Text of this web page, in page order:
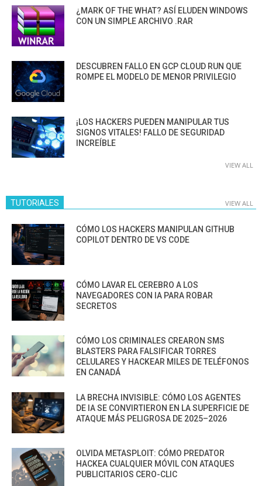
¿MARK OF THE WHAT? ASÍ ELUDEN WINDOWS
CON UN SIMPLE ARCHIVO .RAR
DESCUBREN FALLO EN GCP CLOUD RUN QUE
ROMPE EL MODELO DE MENOR PRIVILEGIO
¡LOS HACKERS PUEDEN MANIPULAR TUS
SIGNOS VITALES! FALLO DE SEGURIDAD
INCREÍBLE
VIEW ALL
TUTORIALES VIEW ALL
CÓMO LOS HACKERS MANIPULAN GITHUB
COPILOT DENTRO DE VS CODE
CÓMO LAVAR EL CEREBRO A LOS
NAVEGADORES CON IA PARA ROBAR
SECRETOS
CÓMO LOS CRIMINALES CREARON SMS
BLASTERS PARA FALSIFICAR TORRES
CELULARES Y HACKEAR MILES DE TELÉFONOS
EN CANADÁ
LA BRECHA INVISIBLE: CÓMO LOS AGENTES
DE IA SE CONVIRTIERON EN LA SUPERFICIE DE
ATAQUE MÁS PELIGROSA DE 2025–2026
OLVIDA METASPLOIT: CÓMO PREDATOR
HACKEA CUALQUIER MÓVIL CON ATAQUES
PUBLICITARIOS CERO-CLIC